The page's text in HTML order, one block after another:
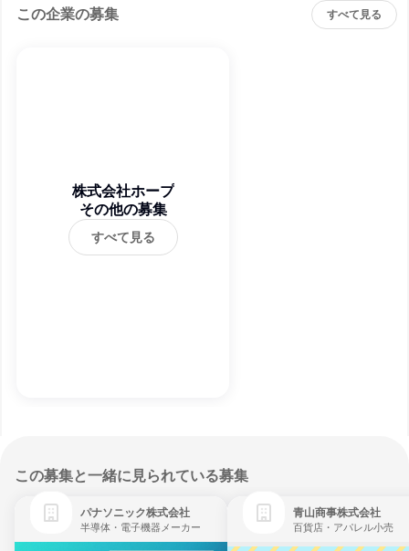
この企業の募集 すべて見る
株式会社ホープ
その他の募集
すべて見る
この募集と一緒に見られている募集
パナソニック株式会社
半導体・電子機器メーカー
青山商事株式会社
百貨店・アパレル小売